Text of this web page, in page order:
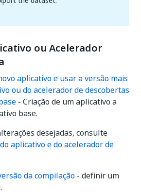
ou Acelerador
aplicativo e usar a versão mais
ou do acelerador de descobertas
- Criação de um aplicativo a
base.
desejadas, consulte
aplicativo e do acelerador de
da compilação - definir um